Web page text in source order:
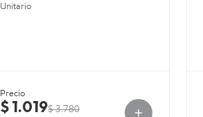
Unitario
Precio
$ 1.019$ 3.780